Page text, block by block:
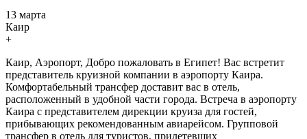
13 марта
Каир
+
Каир, Аэропорт, Добро пожаловать в Египет! Вас встретит
представитель круизной компании в аэропорту Каира.
Комфортабельный трансфер доставит вас в отель,
расположенный в удобной части города. Встреча в аэропорту
Каира с представителем дирекции круиза для гостей,
прибывающих рекомендованным авиарейсом. Групповой
трансфер в отель для туристов, прилетевших